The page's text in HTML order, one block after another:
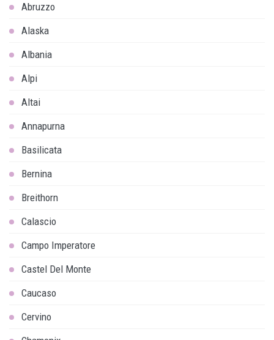
Abruzzo
Alaska
Albania
Alpi
Altai
Annapurna
Basilicata
Bernina
Breithorn
Calascio
Campo Imperatore
Castel Del Monte
Caucaso
Cervino